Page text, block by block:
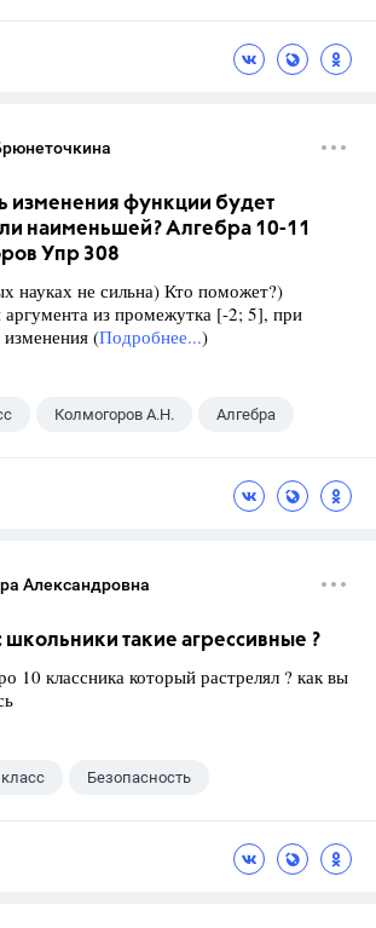
изменения функции будет
наименьшей? Алгебра 10-11
Упр 308
науках не сильна) Кто поможет?)
аргумента из промежутка [-2; 5], при
изменения (Подробнее...)
Колмогоров А.Н. Алгебра
Александровна
школьники такие агрессивные ?
10 классника который растрелял ? как вы
Безопасность